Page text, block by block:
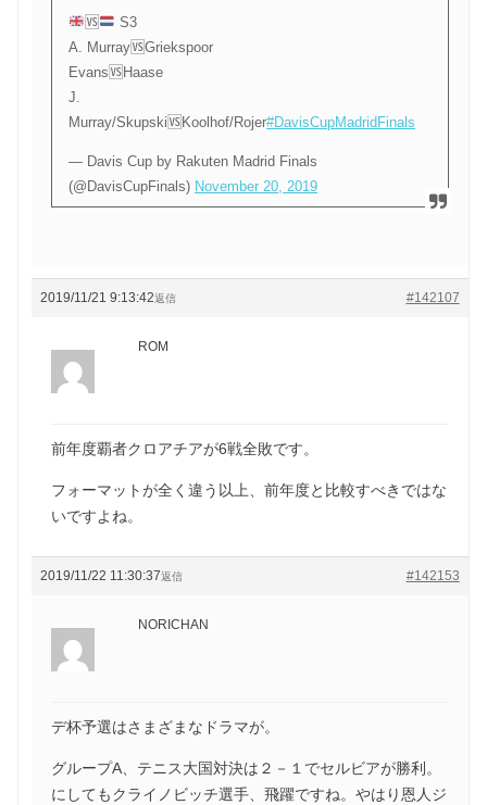
🆚
S3
A. Murray🆚Griekspoor
Evans🆚Haase
J.
Murray/Skupski🆚Koolhof/Rojer#DavisCupMadridFinals
— Davis Cup by Rakuten Madrid Finals
(@DavisCupFinals) November 20, 2019
2019/11/21 9:13:42 #142107
返信
ROM
前年度覇者クロアチアが6戦全敗です。
フォーマットが全く違う以上、前年度と比較すべきではな
いですよね。
2019/11/22 11:30:37 #142153
返信
NORICHAN
デ杯予選はさまざまなドラマが。
グループA、テニス大国対決は２－１でセルビアが勝利。
にしてもクライノビッチ選手、飛躍ですね。やはり恩人ジ